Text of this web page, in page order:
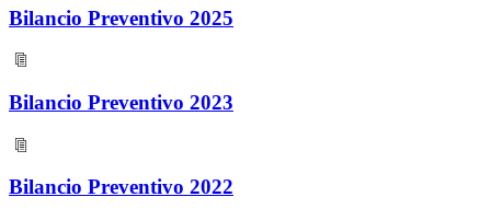
Bilancio Preventivo 2025
Bilancio Preventivo 2023
Bilancio Preventivo 2022